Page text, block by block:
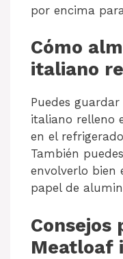
por encima
Cómo
italiano
Puedes
italiano relleno
en el
También
envolverlo bien
papel de
Consejos
Meatloaf